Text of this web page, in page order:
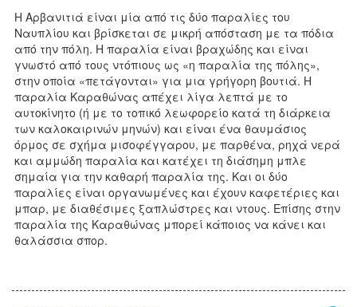
Η Αρβανιτιά είναι μία από τις δύο παραλίες του
Ναυπλίου και βρίσκεται σε μικρή απόσταση με τα πόδια
από την πόλη. Η παραλία είναι βραχώδης και είναι
γνωστό από τους ντόπιους ως «η παραλία της πόλης»,
στην οποία «πετάγονται» για μια γρήγορη βουτιά. Η
παραλία Καραθώνας απέχει λίγα λεπτά με το
αυτοκίνητο (ή με το τοπικό λεωφορείο κατά τη διάρκεια
των καλοκαιρινών μηνών) και είναι ένα θαυμάσιος
όρμος σε σχήμα μισοφέγγαρου, με παρθένα, ρηχά νερά
και αμμώδη παραλία και κατέχει τη διάσημη μπλε
σημαία για την καθαρή παραλία της. Και οι δύο
παραλίες είναι οργανωμένες και έχουν καφετέριες και
μπαρ, με διαθέσιμες ξαπλώστρες και ντους. Επίσης στην
παραλία της Καραθώνας μπορεί κάποιος να κάνει και
θαλάσσια σπορ.